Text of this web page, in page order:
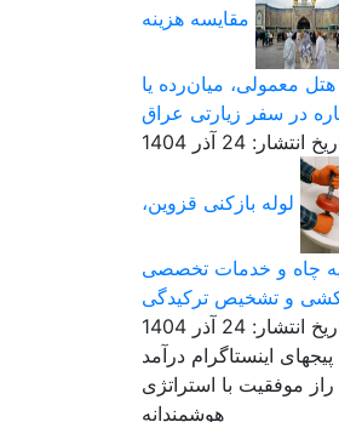
مقایسه هزینه
معمولی، میان‌رده یا
انتشار: 24 آذر 1404
لوله بازکنی قزوین،
چاه و خدمات تخصصی
و تشخیص ترکیدگی
انتشار: 24 آذر 1404